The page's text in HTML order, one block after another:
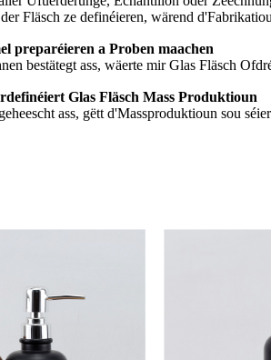
Fläsch ze definéieren, wärend
preparéieren a Proben maachen
bestätegt ass, wäerte mir Glas Fläsch
Glas Fläsch Mass Produktioun
ass, gëtt d'Massproduktioun sou